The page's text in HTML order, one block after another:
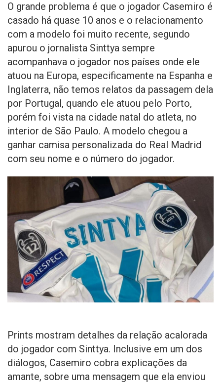
O grande problema é que o jogador Casemiro é
casado há quase 10 anos e o relacionamento
com a modelo foi muito recente, segundo
apurou o jornalista Sinttya sempre
acompanhava o jogador nos países onde ele
atuou na Europa, especificamente na Espanha e
Inglaterra, não temos relatos da passagem dela
por Portugal, quando ele atuou pelo Porto,
porém foi vista na cidade natal do atleta, no
interior de São Paulo. A modelo chegou a
ganhar camisa personalizada do Real Madrid
com seu nome e o número do jogador.
Prints mostram detalhes da relação acalorada
do jogador com Sinttya. Inclusive em um dos
diálogos, Casemiro cobra explicações da
amante, sobre uma mensagem que ela enviou